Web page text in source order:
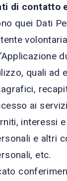
di contatto
quei Dati
quali ad
ai
interessi
e altri
etc.